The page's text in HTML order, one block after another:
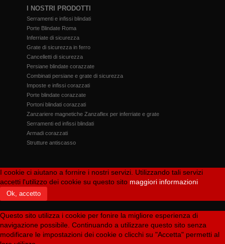
I NOSTRI PRODOTTI
Serramenti e infissi blindati
Porte Blindate Roma
Inferriate di sicurezza
Grate di sicurezza in ferro
Cancelletti di sicurezza
Persiane blindate corazzate
Combinati persiane e grate di sicurezza
Imposte e infissi corazzati
Porte blindate corazzate
Portoni blindati corazzati
Zanzariere magnetiche Zanzaflex per inferriate e grate
Serramenti ed infissi blindati
Armadi corazzati
Strutture antiscasso
I cookie ci aiutano a fornire i nostri servizi. Utilizzando tali servizi
accetti l'utilizzo dei cookie su questo sito maggiori informazioni
Ok, accetto
Questo sito utilizza i cookie per fonire la migliore esperienza di
navigazione possibile. Continuando a utilizzare questo sito senza
modificare le impostazioni dei cookie o clicchi su "Accetta" permetti al